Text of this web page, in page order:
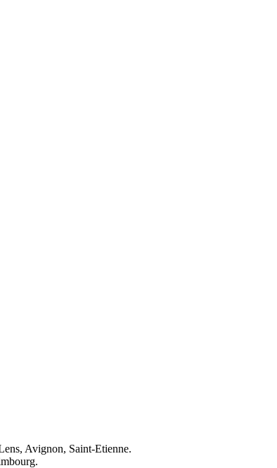
Avignon, Saint-Etienne.